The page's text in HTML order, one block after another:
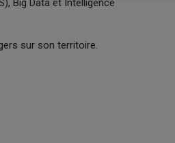
Big Data et Intelligence
sur son territoire.